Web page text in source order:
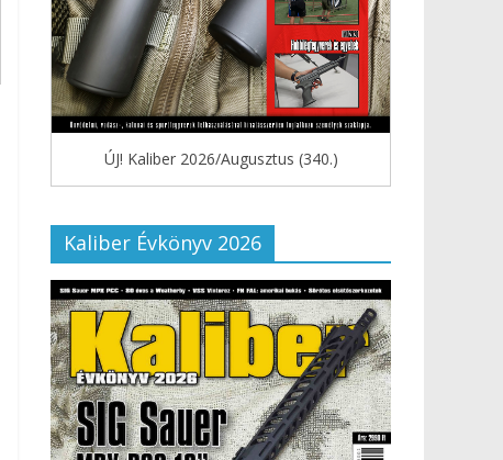
ÚJ! Kaliber 2026/Augusztus (340.)
Kaliber Évkönyv 2026